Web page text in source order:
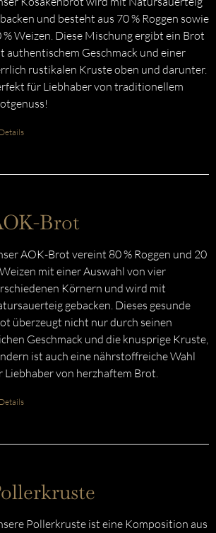
und besteht aus 70 % Roggen sowie
% Weizen. Diese Mischung ergibt ein Brot
authentischem Geschmack und einer
rustikalen Kruste oben und darunter.
für Liebhaber von traditionellem
Details
Brot
AOK-Brot vereint 80 % Roggen und 20
mit einer Auswahl von vier
Körnern und wird mit
gebacken. Dieses gesunde
überzeugt nicht nur durch seinen
Geschmack und die knusprige Kruste,
ist auch eine nährstoffreiche Wahl
Liebhaber von herzhaftem Brot.
Details
Pollerkruste ist eine Komposition aus